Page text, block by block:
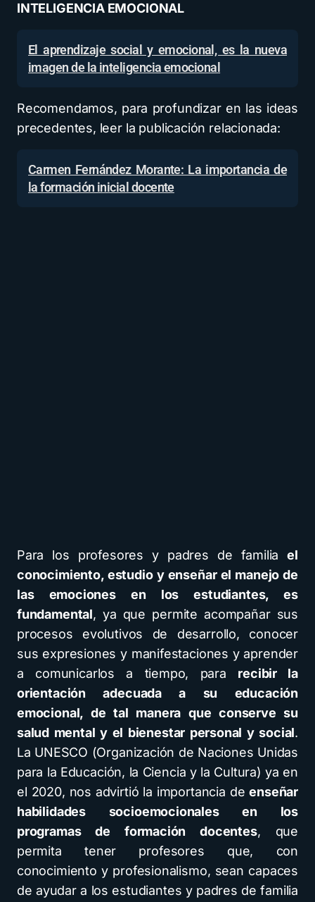
INTELIGENCIA EMOCIONAL
El aprendizaje social y emocional, es la nueva
imagen de la inteligencia emocional
Recomendamos, para profundizar en las ideas
precedentes, leer la publicación relacionada:
Carmen Fernández Morante: La importancia de
la formación inicial docente
Para los profesores y padres de familiael
conocimiento, estudio y enseñar el manejo de
las emociones en los estudiantes, es
fundamental, ya que permite acompañar sus
procesos evolutivos de desarrollo, conocer
sus expresiones y manifestaciones y aprender
a comunicarlos a tiempo, para recibir la
orientación adecuada a su educación
emocional, de tal manera que conserve su
salud mental y el bienestar personal y social.
La UNESCO (Organización de Naciones Unidas
para la Educación, la Ciencia y la Cultura) ya en
el 2020, nos advirtió la importancia deenseñar
habilidades socioemocionales en los
programas de formación docentes, que
permita tener profesores que, con
conocimiento y profesionalismo, sean capaces
de ayudar a los estudiantes y padres de familia